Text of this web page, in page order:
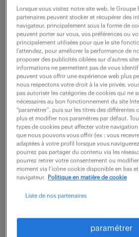
description du
En tant que Gestionnaire
seront les suivantes:
Assurer la mise en œuvre, le
et la gestion administrative
de maintenance, de gros
en garantissant le respect des
l'optimisation des prestations
efficace avec les directions
partenaires.
Établir les nouveaux marchés
Lorsque vous visitez notre site web, le Groupe
partenaires peuvent stocker et récupérer des
navigateur, principalement sous la forme de
peuvent porter sur vous, vos préférences ou
principalement utilisées pour que le site
l’attendez, pour améliorer la performance de
proposer des publicités ciblées sur d’autres
informations ne permettent pas de vous
peuvent vous offrir une expérience web plus
nous respectons votre droit à la vie privée,
pas autoriser les catégories de cookies qui ne
nécessaires au bon fonctionnement du site
“paramétrer”, puis sur les titres des différentes
plus et modifier nos paramètres par défaut.
types de cookies peut affecter votre navigation
que nous pouvons vous offrir (ex : vous
adaptées à votre profil lorsque vous
pourrez pas partager du contenu via les
pourrez retirer votre consentement ou
moment via l’icône cookie disponible en bas
navigateur.
Politique en matière de cookie
Liste de nos partenaires
paramétrer